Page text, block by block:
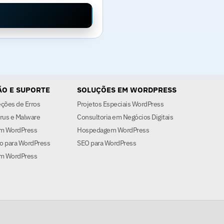
E SUPORTE
de Erros
e Malware
WordPress
para WordPress
WordPress
SOLUÇÕES EM WORDPRESS
Projetos Especiais WordPress
Consultoria em Negócios Digitais
Hospedagem WordPress
SEO para WordPress